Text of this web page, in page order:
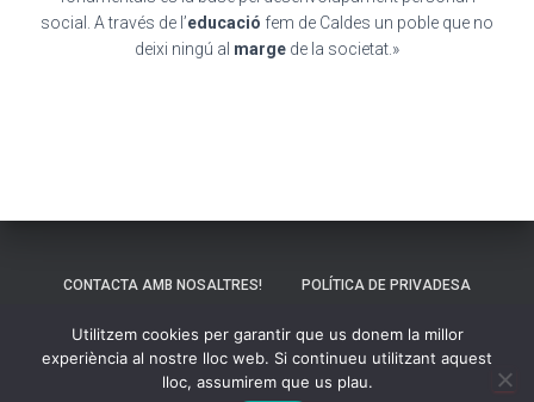
social. A través de l’educació fem de Caldes un poble que no
deixi ningú al marge de la societat.»
CONTACTA AMB NOSALTRES! POLÍTICA DE PRIVADESA
ESTATUTS
Utilitzem cookies per garantir que us donem la millor
experiència al nostre lloc web. Si continueu utilitzant aquest
lloc, assumirem que us plau.